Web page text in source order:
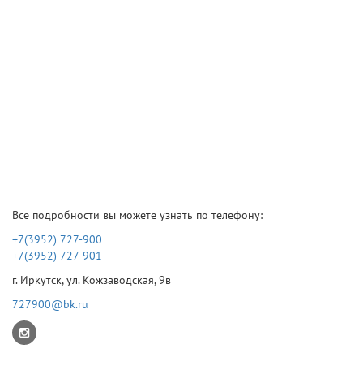
Все подробности вы можете узнать по телефону:
+7(3952) 727-900
+7(3952) 727-901
г. Иркутск, ул. Кожзаводская, 9в
727900@bk.ru